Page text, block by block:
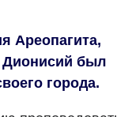
Ареопагита,
Дионисий был
города.